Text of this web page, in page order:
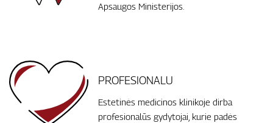
Apsaugos Ministerijos.
PROFESIONALU
Estetinės medicinos klinikoje dirba
profesionalūs gydytojai, kurie padės